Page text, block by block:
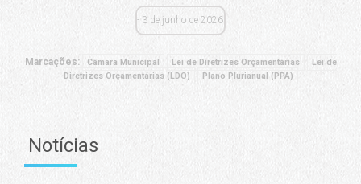
3 de junho de 2026
Marcações: Câmara Municipal Lei de Diretrizes Orçamentárias
Lei de
Diretrizes Orçamentárias (LDO)
Plano Plurianual (PPA)
Notícias